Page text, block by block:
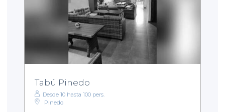
Tabú Pinedo
Desde 10 hasta 100 pers.
Pinedo